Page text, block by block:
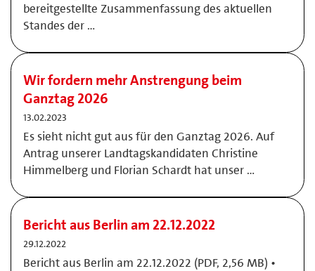
bereitgestellte Zusammenfassung des aktuellen
Standes der …
Wir fordern mehr Anstrengung beim
Ganztag 2026
13.02.2023
Es sieht nicht gut aus für den Ganztag 2026. Auf
Antrag unserer Landtagskandidaten Christine
Himmelberg und Florian Schardt hat unser …
Bericht aus Berlin am 22.12.2022
29.12.2022
Bericht aus Berlin am 22.12.2022 (PDF, 2,56 MB) •